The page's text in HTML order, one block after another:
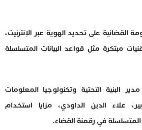
القضائية على تحديد الهوية عبر الإنترنيت،
مبتكرة مثل قواعد البيانات المتسلسلة
البنية التحتية وتكنولوجيا المعلومات
علاء الدين الداودي، مزايا استخدام
المتسلسلة في رقمنة القضاء.